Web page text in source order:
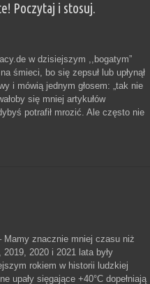
Poczytaj i stosuj.
w dzisiejszym ,,bogatym”
śmieci, bo się zepsuł lub upłynął
i mówią jednym głosem: „tak nie
się mniej artykułów
potrafił mrozić. Ale często nie
Mamy znacznie mniej czasu niż
2020 i 2021 lata były
rokiem w historii ludzkiej
upały sięgające +40°C dopełniają